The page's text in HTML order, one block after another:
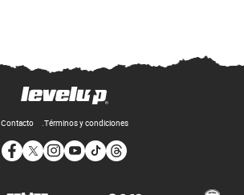
Contacto Términos y condiciones
Opens in new window
Opens in new window
Opens in new window
Opens in new window
Opens in new window
Opens in new window